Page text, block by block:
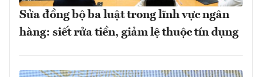
Sửa đồng bộ ba luật trong lĩnh vực ngân
hàng: siết rửa tiền, giảm lệ thuộc tín dụng